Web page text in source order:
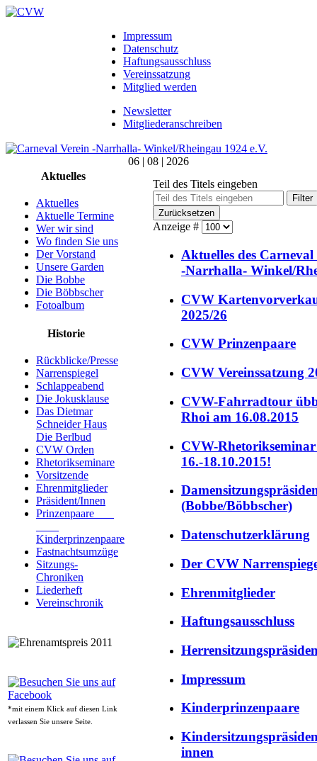
Impressum
Datenschutz
Haftungsausschluss
Vereinssatzung
Mitglied werden
Newsletter
Mitgliederanschreiben
06 | 08 | 2026
Aktuelles
Aktuelles
Aktuelle Termine
Wer wir sind
Wo finden Sie uns
Der Vorstand
Unsere Garden
Die Bobbe
Die Böbbscher
Fotoalbum
Historie
Rückblicke/Presse
Narrenspiegel
Schlappeabend
Die Jokusklause
Das Dietmar
Schneider Haus
Die Berlbud
CVW Orden
Rhetorikseminare
Vorsitzende
Ehrenmitglieder
Präsident/Innen
Prinzenpaare
Kinderprinzenpaare
Fastnachtsumzüge
Sitzungs-
Chroniken
Liederheft
Vereinschronik
*mit einem Klick auf diesen Link
verlassen Sie unsere Seite.
Teil des Titels eingeben
Filter
Zurücksetzen
Anzeige #
Aktuelles des Carneval
-Narrhalla- Winkel/
CVW
2025/26
CVW Prinzenpaare
CVW Vereinssatzung
CVW-Fahrradtour
Rhoi am 16.08.2015
CVW-
16.-18.10.2015!
(Bobbe/Böbbscher)
Datenschutzerklärung
Der CVW
Ehrenmitglieder
Haftungsausschluss
Impressum
Kinderprinzenpaare
innen